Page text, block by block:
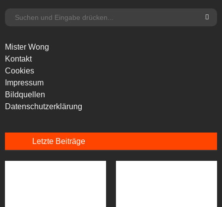
Mister Wong
Kontakt
Cookies
Impressum
Bildquellen
Datenschutzerklärung
Letzte Beiträge